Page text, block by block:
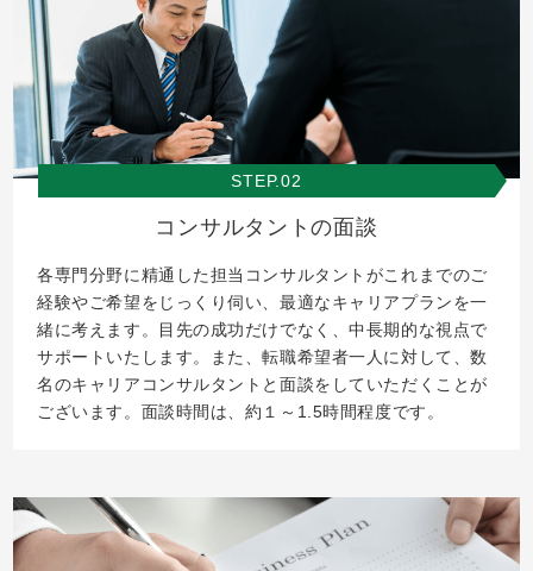
STEP.02
コンサルタントの面談
各専門分野に精通した担当コンサルタントがこれまでのご
経験やご希望をじっくり伺い、最適なキャリアプランを一
緒に考えます。目先の成功だけでなく、中長期的な視点で
サポートいたします。また、転職希望者一人に対して、数
名のキャリアコンサルタントと面談をしていただくことが
ございます。面談時間は、約１～1.5時間程度です。